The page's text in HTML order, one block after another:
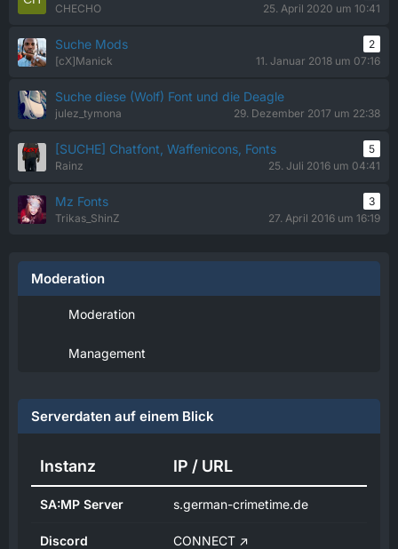
CHECHO
25. April 2020 um 10:41
Suche Mods
2
[cX]Manick
11. Januar 2018 um 07:16
Suche diese (Wolf) Font und die Deagle
julez_tymona 29. Dezember 2017 um 22:38
[SUCHE] Chatfont, Waffenicons, Fonts
5
Rainz
25. Juli 2016 um 04:41
Mz Fonts
3
Trikas_ShinZ
27. April 2016 um 16:19
Moderation
Moderation
Management
Serverdaten auf einem Blick
Instanz IP / URL
SA:MP Server s.german-crimetime.de
Discord CONNECT